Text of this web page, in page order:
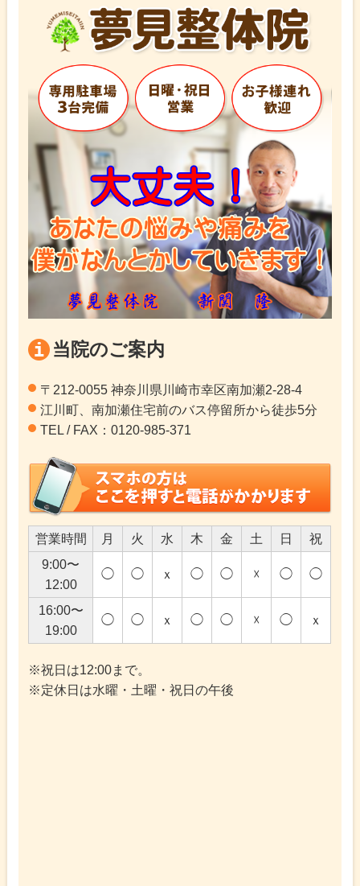
当院のご案内
〒212-0055 神奈川県川崎市幸区南加瀬2-28-4
江川町、南加瀬住宅前のバス停留所から徒歩5分
TEL / FAX：0120-985-371
営業時間 月 火 水 木 金 土 日
祝
9:00〜
12:00
◯ ◯ ｘ ◯ ◯ ☓ ◯ ◯
16:00〜
19:00
◯ ◯ ｘ ◯ ◯ ☓ ◯ ｘ
※祝日は12:00まで。
※定休日は水曜・土曜・祝日の午後